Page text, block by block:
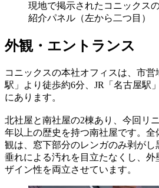
現地で掲示されたコニックス
紹介パネル（左から二つ目）
外観・エントランス
コニックスの本社オフィスは、市営
駅」より徒歩約6分、JR「名古屋駅
にあります。
北社屋と南社屋の2棟あり、今回リ
年以上の歴史を持つ南社屋です。
観は、窓下部分のレンガのみ剥が
垂れによる汚れを目立たなくし、
ザイン性を両立させています。